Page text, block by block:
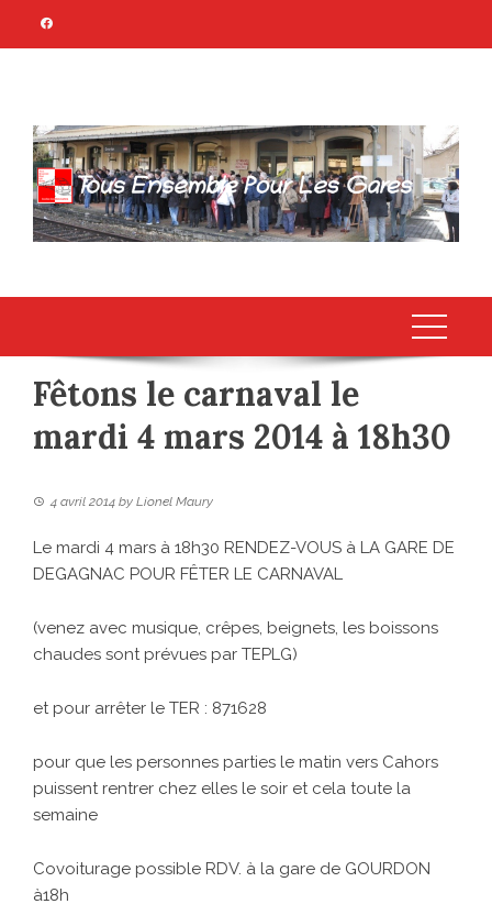
TOUS ENSEMBLE
POUR LES GARES
Association Citoyenne
Fêtons le carnaval le
mardi 4 mars 2014 à 18h30
4 avril 2014 by Lionel Maury
Le mardi 4 mars à 18h30 RENDEZ-VOUS à LA GARE DE
DEGAGNAC POUR FÊTER LE CARNAVAL
(venez avec musique, crêpes, beignets, les boissons
chaudes sont prévues par TEPLG)
et pour arrêter le TER : 871628
pour que les personnes parties le matin vers Cahors
puissent rentrer chez elles le soir et cela toute la
semaine
Covoiturage possible RDV. à la gare de GOURDON
à18h